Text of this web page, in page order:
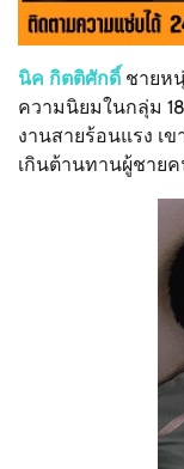
นิค กิตติศักดิ์ ชายห
ความนิยมในกลุ่ม
งานสายร้อนแรง เ
เกินต้านทานผู้ชาย